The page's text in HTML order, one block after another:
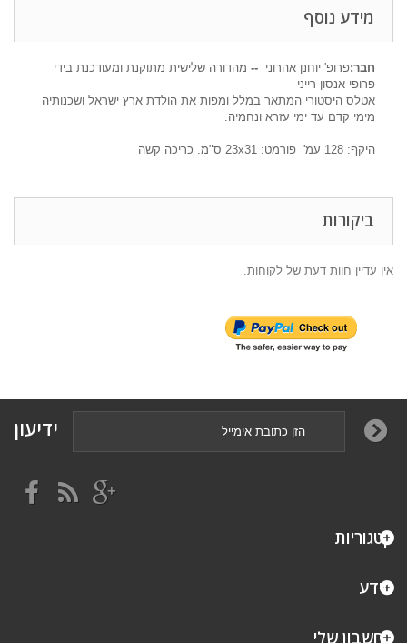
מידע נוסף
חבר:פרופ' יוחנן אהרוני -- מהדורה שלישית מתוקנת ומעודכנת בידי
פרופי אנסון רייני
אטלס היסטורי המתאר במלל ומפות את הולדת ארץ ישראל ושכנותיה
מימי קדם עד ימי עזרא ונחמיה.
היקף: 128 עמ' פורמט: 23x31 ס"מ. כריכה קשה
ביקורות
אין עדיין חוות דעת של לקוחות.
ידיעון
קטגוריות
מידע
החשבון שלי